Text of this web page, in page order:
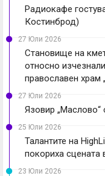
Радиокафе
Костинброд)
27 Юли 2026
Становище на
относно
православен храм
27 Юли 2026
Язовир
25 Юли 2026
Талантите на
покориха сцената
23 Юли 2026